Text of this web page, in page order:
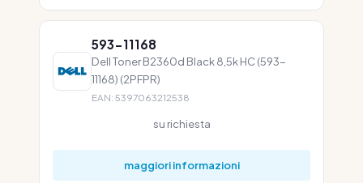
593-11168
Dell Toner B2360d Black 8,5k HC (593-
11168) (2PFPR)
EAN: 5397063212538
su richiesta
maggiori informazioni